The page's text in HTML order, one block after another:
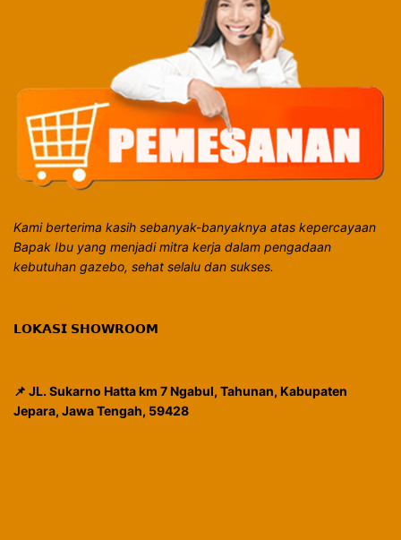
Kami berterima kasih sebanyak-banyaknya atas kepercayaan
Bapak Ibu yang menjadi mitra kerja dalam pengadaan
kebutuhan gazebo, sehat selalu dan sukses.
𝗟𝗢𝗞𝗔𝗦𝗜 𝗦𝗛𝗢𝗪𝗥𝗢𝗢𝗠
📌 JL. Sukarno Hatta km 7 Ngabul, Tahunan, Kabupaten
Jepara, Jawa Tengah, 59428